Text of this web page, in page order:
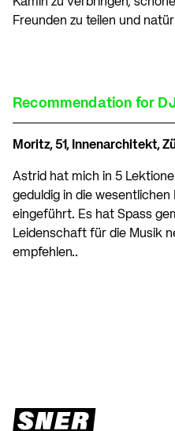
Freunden zu teilen und
Recommendation for
Moritz, 51, Innenarchitekt,
Astrid hat mich in 5
geduldig in die
eingeführt. Es hat Spass
Leidenschaft für die Musik
empfehlen..